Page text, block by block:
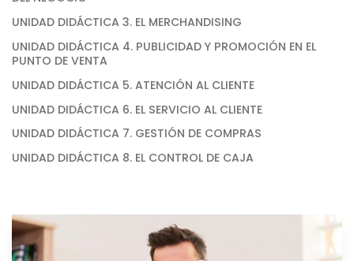
UNIDAD DIDÁCTICA 3. EL MERCHANDISING
UNIDAD DIDÁCTICA 4. PUBLICIDAD Y PROMOCIÓN EN EL
PUNTO DE VENTA
UNIDAD DIDÁCTICA 5. ATENCIÓN AL CLIENTE
UNIDAD DIDÁCTICA 6. EL SERVICIO AL CLIENTE
UNIDAD DIDÁCTICA 7. GESTIÓN DE COMPRAS
UNIDAD DIDÁCTICA 8. EL CONTROL DE CAJA